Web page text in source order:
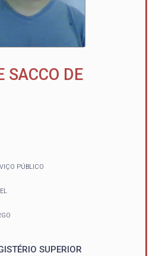
SACCO DE
PÚBLICO
SUPERIOR